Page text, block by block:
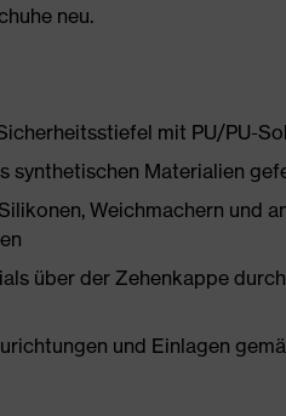
neu.
mit PU/PU-
synthetischen Materialien
Weichmachern und
über der Zehenkappe
und Einlagen